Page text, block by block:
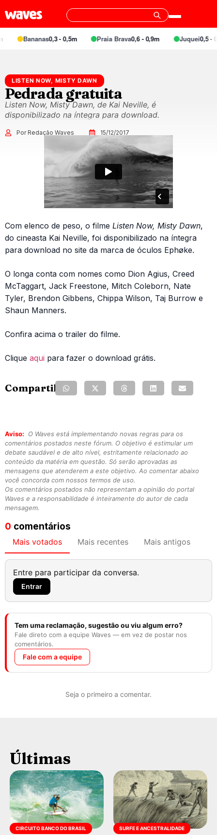
Bananas0,3 - 0,5m Praia Brava0,6 - 0,9m Juquei0,5 -
LISTEN NOW, MISTY DAWN
Pedrada gratuita
Listen Now, Misty Dawn, de Kai Neville, é
disponibilizado na íntegra para download.
Por Redação Waves 15/12/2017
Com elenco de peso, o filme Listen Now, Misty Dawn,
do cineasta Kai Neville, foi disponibilizado na íntegra
para download no site da marca de óculos Ephøke.
O longa conta com nomes como Dion Agius, Creed
McTaggart, Jack Freestone, Mitch Coleborn, Nate
Tyler, Brendon Gibbens, Chippa Wilson, Taj Burrow e
Shaun Manners.
Confira acima o trailer do filme.
Clique aqui para fazer o download grátis.
Compartilhe:
Aviso:
O Waves está implementando novas regras para os
comentários postados neste fórum. O objetivo é estimular um
debate saudável e de alto nível, estritamente relacionado ao
conteúdo da matéria em questão. Só serão aprovadas as
mensagens que atenderem a este objetivo. Ao comentar abaixo
você concorda com nossos termos de uso.
Os comentários postados não representam a opinião do portal
Waves e a responsabilidade é inteiramente do autor de cada
mensagem.
0 comentários
Mais votados Mais recentes Mais antigos
Entre para participar da conversa.
Entrar
Tem uma reclamação, sugestão ou viu algum erro?
Fale direto com a equipe Waves — em vez de postar nos
comentários.
Fale com a equipe
Seja o primeiro a comentar.
Últimas
CIRCUITO BANCO DO BRASIL SURFE E ANCESTRALIDADE